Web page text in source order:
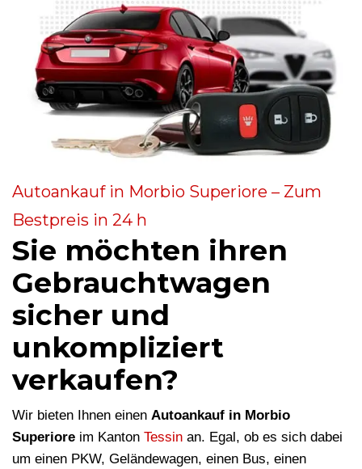
Autoankauf in Morbio Superiore – Zum
Bestpreis in 24 h
Sie möchten ihren
Gebrauchtwagen
sicher und
unkompliziert
verkaufen?
Wir bieten Ihnen einen Autoankauf in Morbio
Superiore im Kanton Tessin an. Egal, ob es sich dabei
um einen PKW, Geländewagen, einen Bus, einen